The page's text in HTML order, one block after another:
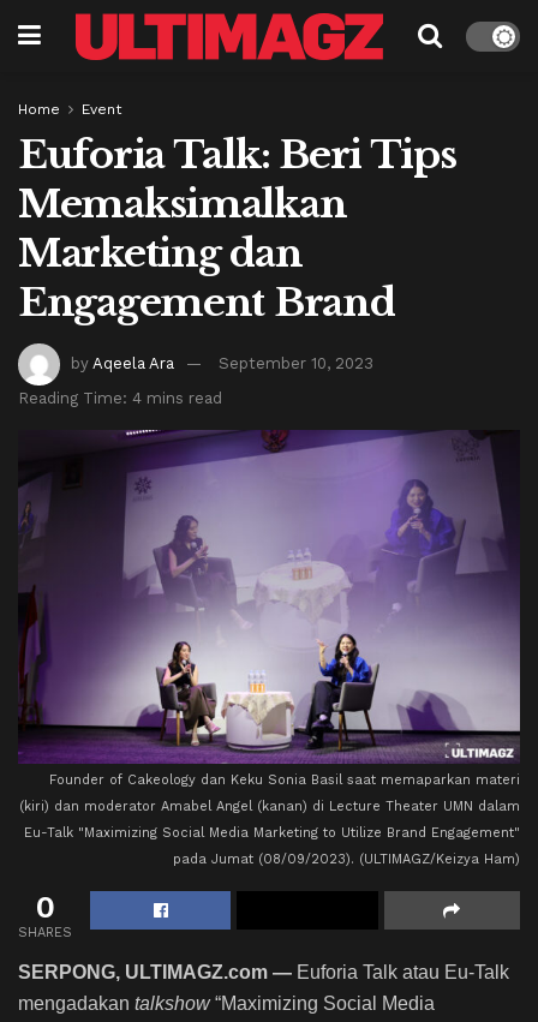
Home Event
Euforia Talk: Beri Tips
Memaksimalkan
Marketing dan
Engagement Brand
by Aqeela Ara
September 10, 2023
Reading Time: 4 mins read
Founder of Cakeology dan Keku Sonia Basil saat memaparkan materi
(kiri) dan moderator Amabel Angel (kanan) di Lecture Theater UMN dalam
Eu-Talk "Maximizing Social Media Marketing to Utilize Brand Engagement"
pada Jumat (08/09/2023). (ULTIMAGZ/Keizya Ham)
0
SHARES
SERPONG, ULTIMAGZ.com — Euforia Talk atau Eu-Talk
mengadakan talkshow“Maximizing Social Media